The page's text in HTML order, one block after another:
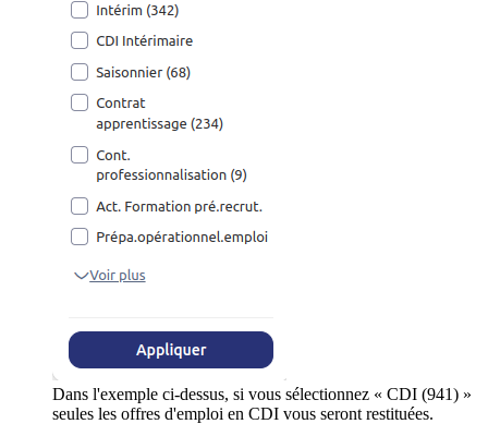
Dans l'exemple ci-dessus, si vous sélectionnez « CDI (941) »
seules les offres d'emploi en CDI vous seront restituées.